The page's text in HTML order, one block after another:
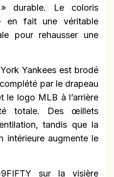
durable. Le coloris
en fait une véritable
pour rehausser une
Yankees est brodé
par le drapeau
le logo MLB à l’arrière
totale. Des œillets
tandis que la
intérieure augmente le
sur la visière